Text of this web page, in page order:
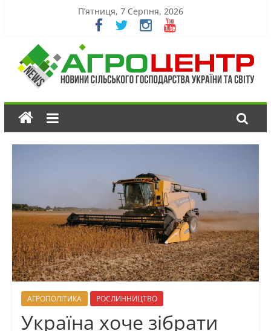
П’ятниця, 7 Серпня, 2026
АГРОПОЛІТИКА РОСЛИННИЦТВО
Україна хоче зібрати